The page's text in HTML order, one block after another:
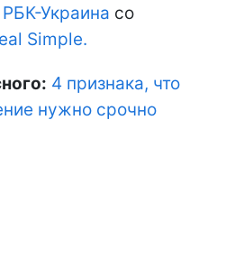
РБК-Украина со
Simple.
4 признака, что
нужно срочно